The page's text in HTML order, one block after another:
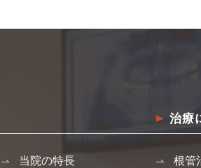
当院の特長
治療
根管